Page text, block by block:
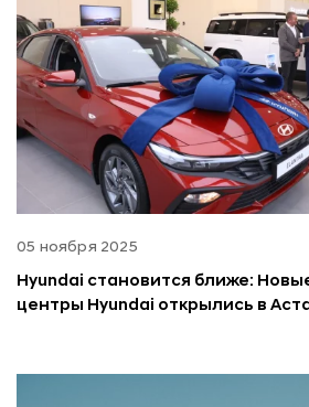
05 ноября 2025
Hyundai становится ближе:
центры Hyundai открылись в